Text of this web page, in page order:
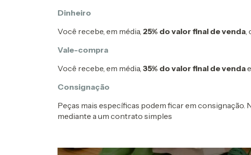
Dinheiro
Você recebe, em média, 25% do valor final de venda,
Vale-compra
Você recebe, em média, 35% do valor final de venda
Consignação
Peças mais específicas podem ficar em consignação.
mediante a um contrato simples